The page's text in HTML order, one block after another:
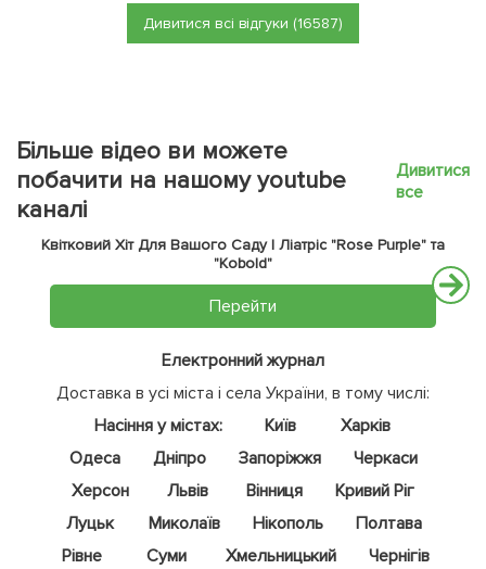
Дивитися всі відгуки (16587)
Більше відео ви можете
побачити на нашому youtube
каналі
Дивитися
все
Квітковий Хіт Для Вашого Саду | Ліатріс "Rose Purple" та
"Kobold"
Перейти
Електронний журнал
Доставка в усі міста і села України, в тому числі:
Насіння у містах:
Київ
Харків
Одеса
Дніпро Запоріжжя
Черкаси
Херсон
Львів Вінниця
Кривий Ріг
Луцьк
Миколаїв Нікополь
Полтава
Рівне
Суми Хмельницький
Чернігів